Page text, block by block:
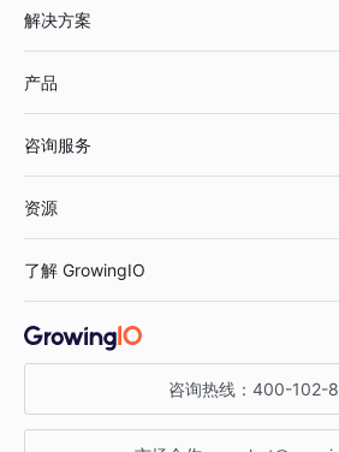
解决方案
鞋服行业
汽车行业
金融行业
产品
智能运营
获客分析
咨询服务
资源
增长公开课
增长博客
了解 GrowingIO
关于 GrowingIO
增长大会
咨询热线： 400-102-